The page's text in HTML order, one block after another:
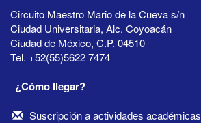
Circuito Maestro Mario de la Cueva s/n
Ciudad Universitaria, Alc. Coyoacán
Ciudad de México, C.P. 04510
Tel. +52(55)5622 7474
¿Cómo llegar?
Suscripción a actividades académicas